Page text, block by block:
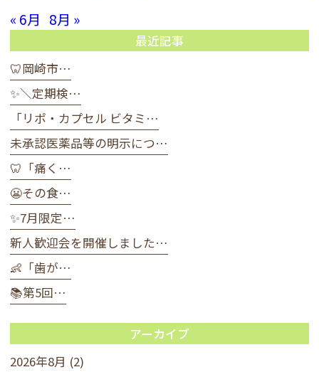
« 6月 8月 »
最近記事
🦷岡崎市…
✨＼定期検…
「リポ・カプセル ビタミ…
未承認医薬品等の明示につ…
🦷「痛く…
😬その食…
✨7月限定…
新人歓迎会を開催しました…
👶「歯が…
📚第5回…
アーカイブ
2026年8月 (2)